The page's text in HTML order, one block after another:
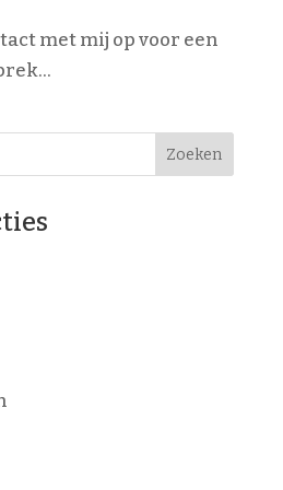
met mij op voor een